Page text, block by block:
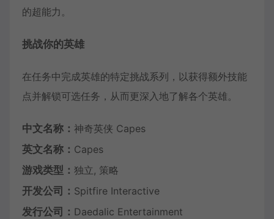
的超能力。
挑战你的英雄
在任务中完成英雄的特定挑战系列，以获得额外技能
点并解锁可选任务，从而更深入地了解各个英雄。
中文名称： 神奇英侠 Capes
英文名称： Capes
游戏类型： 独立, 策略
开发公司： Spitfire Interactive
发行公司： Daedalic Entertainment